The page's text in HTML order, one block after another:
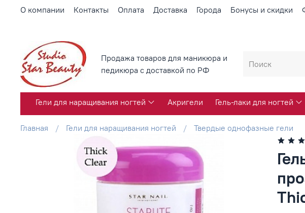
О компании Контакты Оплата Доставка Города Бонусы и скидки
Продажа товаров для маникюра и
педикюра с доставкой по РФ
Гели для наращивания ногтей Акригели Гель-лаки для ногтей
Главная Гели для наращивания ногтей
Твердые однофазные гели